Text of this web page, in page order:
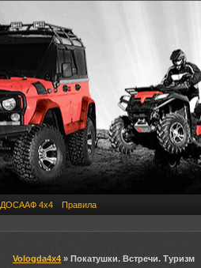
ДОСААФ 4х4 Правила
Vologda4x4 » Покатушки. Встречи. Туризм